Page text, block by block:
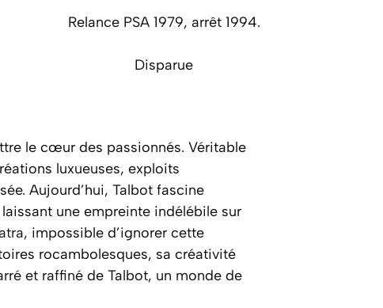
Relance PSA 1979, arrêt 1994.
Disparue
le cœur des passionnés. Véritable
luxueuses, exploits
Aujourd’hui, Talbot fascine
une empreinte indélébile sur
, impossible d’ignorer cette
rocambolesques, sa créativité
et raffiné de Talbot, un monde de